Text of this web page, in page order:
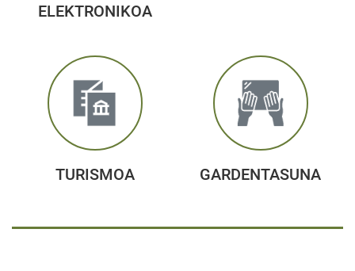
ELEKTRONIKOA
TURISMOA GARDENTASUNA